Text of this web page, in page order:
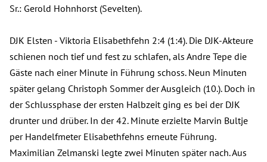
Sr.: Gerold Hohnhorst (Sevelten).
DJK Elsten - Viktoria Elisabethfehn 2:4 (1:4). Die DJK-Akteure
schienen noch tief und fest zu schlafen, als Andre Tepe die
Gäste nach einer Minute in Führung schoss. Neun Minuten
später gelang Christoph Sommer der Ausgleich (10.). Doch in
der Schlussphase der ersten Halbzeit ging es bei der DJK
drunter und drüber. In der 42. Minute erzielte Marvin Bultje
per Handelfmeter Elisabethfehns erneute Führung.
Maximilian Zelmanski legte zwei Minuten später nach. Aus